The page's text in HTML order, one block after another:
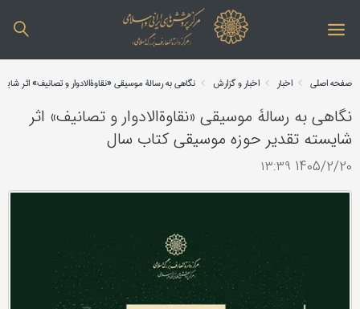
صفحه اصلی اخبار اخبار و گزارش نگاهی به رسالۀ موسيقی «نقاوةالادوار و تصانيف» اثر
نگاهی به رسالۀ موسيقی «نقاوةالادوار و تصانيف» اثر
شایسته تقدیر حوزه موسیقی کتاب سال
1405/2/20 ۱۳:۳۹